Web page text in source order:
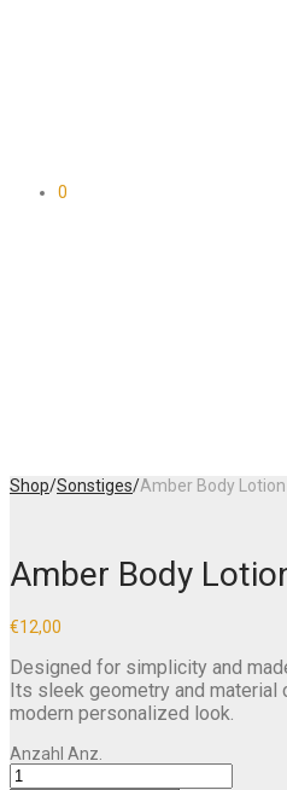
0
Shop/Sonstiges/Amber Body Lotion
Amber Body
€12,00
Designed for simplicity and
Its sleek geometry and material
modern personalized look.
Anzahl Anz.